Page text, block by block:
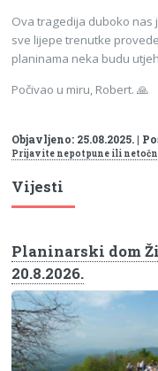
Ova tragedija duboko nas
sve lijepe trenutke
planinama neka budu
Počivao u miru, Robert. 🙏
Objavljeno: 25.08.2025. |
Prijavite nepotpune ili
Vijesti
Planinarski dom
20.8.2026.